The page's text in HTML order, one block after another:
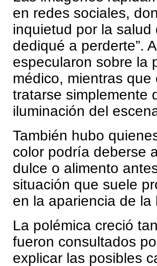
en redes sociales,
inquietud por la salud
dediqué a perderte”.
especularon sobre la
médico, mientras
tratarse simplemente
iluminación del
También hubo
color podría deberse
dulce o alimento
situación que suele
en la apariencia de la
La polémica creció
fueron consultados
explicar las posibles